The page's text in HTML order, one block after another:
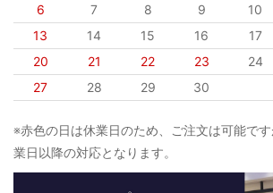
6
7 8 9 10
13
14 15 16 17
20
21 22 23 24
27
28 29 30
※赤色の日は休業日のため、ご注文は可能で
業日以降の対応となります。